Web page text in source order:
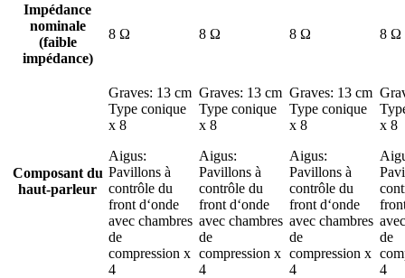
Impédance
nominale
(faible
impédance)
8 Ω 8 Ω 8 Ω 8 Ω
Composant du
haut-parleur
Graves: 13 cm
Type conique
x 8
Aigus:
Pavillons à
contrôle du
front d‘onde
avec chambres
de
compression x
4
Graves: 13 cm
Type conique
x 8
Aigus:
Pavillons à
contrôle du
front d‘onde
avec chambres
de
compression x
4
Graves: 13 cm
Type conique
x 8
Aigus:
Pavillons à
contrôle du
front d‘onde
avec chambres
de
compression x
4
x 8
de
4